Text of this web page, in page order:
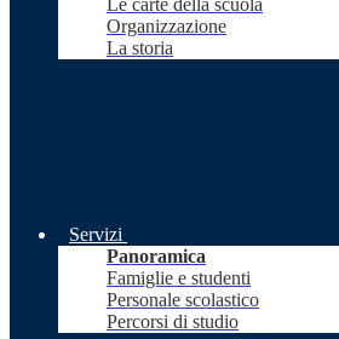
Le carte della scuola
Organizzazione
La storia
Servizi
Panoramica
Famiglie e studenti
Personale scolastico
Percorsi di studio